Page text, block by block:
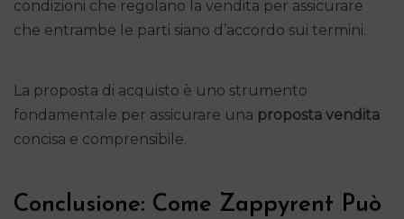
condizioni che regolano la vendita per assicurare
che entrambe le parti siano d’accordo sui termini.
La proposta di acquisto è uno strumento
fondamentale per assicurare una proposta vendita
concisa e comprensibile.
Conclusione: Come Zappyrent Può